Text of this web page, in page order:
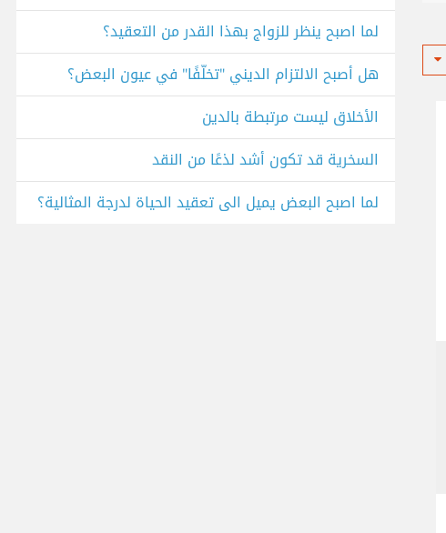
لما اصبح ينظر للزواج بهذا القدر من التعقيد؟
هل أصبح الالتزام الديني "تخلّفًا" في عيون البعض؟
الأخلاق ليست مرتبطة بالدين
السخرية قد تكون أشد لذعًا من النقد
لما اصبح البعض يميل الى تعقيد الحياة لدرجة المثالية؟